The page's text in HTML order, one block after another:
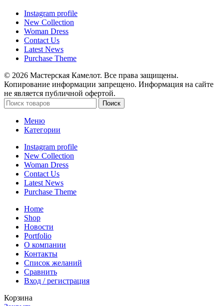
Instagram profile
New Collection
Woman Dress
Contact Us
Latest News
Purchase Theme
© 2026 Мастерская Камелот. Все права защищены.
Копирование информации запрещено. Информация на сайте
не является публичной офертой.
Поиск
Меню
Категории
Instagram profile
New Collection
Woman Dress
Contact Us
Latest News
Purchase Theme
Home
Shop
Новости
Portfolio
О компании
Контакты
Список желаний
Сравнить
Вход / регистрация
Корзина